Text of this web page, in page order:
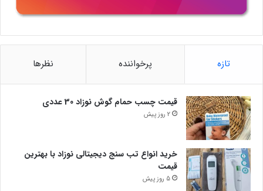
تازه پرخواننده نظرها
قیمت چسب حمام گوش نوزاد 30 عددی
2 روز پیش
خرید انواع تب سنج دیجیتالی نوزاد با بهترین
قیمت
5 روز پیش